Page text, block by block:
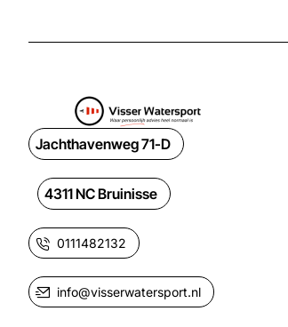
Jachthavenweg 71-D
4311 NC Bruinisse
0111482132
info@visserwatersport.nl